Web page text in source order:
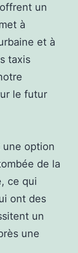
un
à
et à
taxis
le futur
une option
de la
ce qui
ont des
un
une